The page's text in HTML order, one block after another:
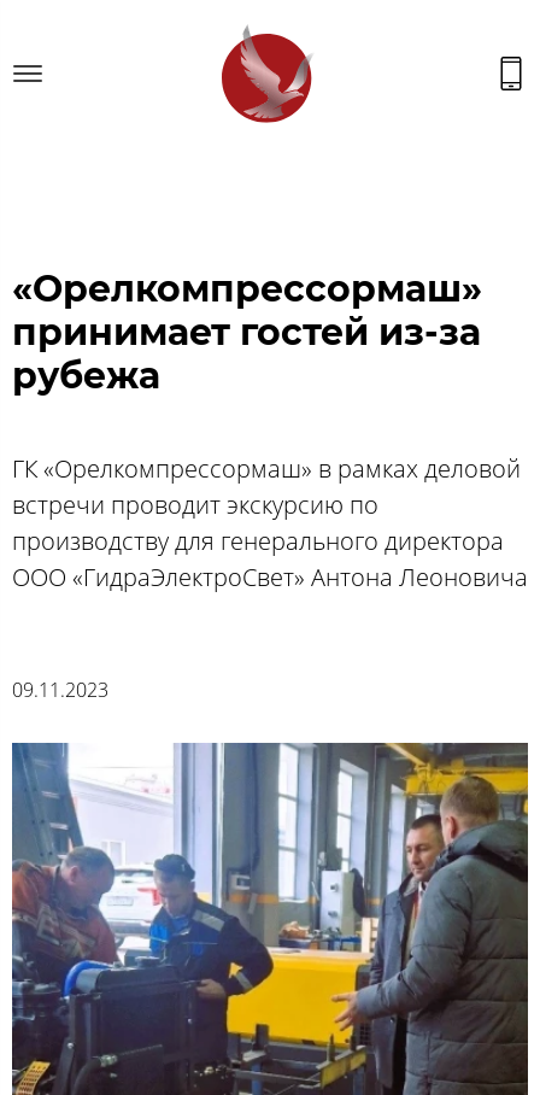
«‎Орелкомпрессормаш»
принимает гостей из-за
рубежа
ГК «Орелкомпрессормаш» в рамках деловой
встречи проводит экскурсию по
производству для генерального директора
ООО «‎ГидраЭлектроСвет» Антона Леоновича
09.11.2023